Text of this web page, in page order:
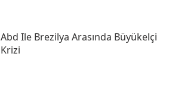
Abd Ile Brezilya Arasında Büyükelçi
Krizi